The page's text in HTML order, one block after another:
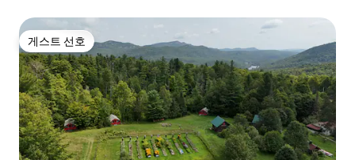
게스트 선호
게스트 선호